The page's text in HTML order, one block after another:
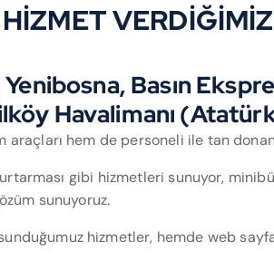
Basın
Havalimanı
araçları hem de personeli ile tan
gibi hizmetleri sunuyor,
sunuyoruz.
hizmetler, hemde web